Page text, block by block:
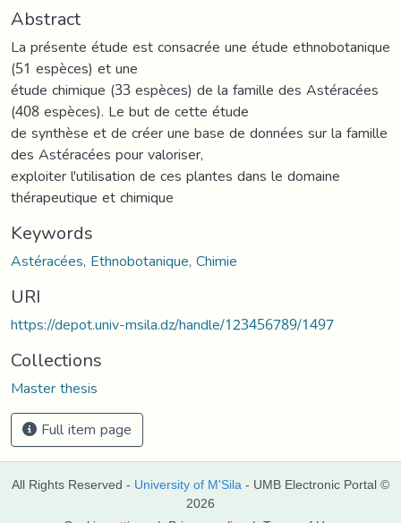
Abstract
La présente étude est consacrée une étude ethnobotanique
(51 espèces) et une
étude chimique (33 espèces) de la famille des Astéracées
(408 espèces). Le but de cette étude
de synthèse et de créer une base de données sur la famille
des Astéracées pour valoriser,
exploiter l'utilisation de ces plantes dans le domaine
thérapeutique et chimique
Keywords
Astéracées, Ethnobotanique, Chimie
URI
https://depot.univ-msila.dz/handle/123456789/1497
Collections
Master thesis
Full item page
All Rights Reserved - University of M'Sila - UMB Electronic Portal ©
2026